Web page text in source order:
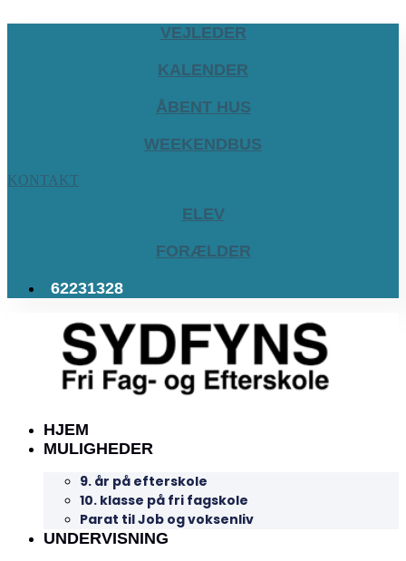
VEJLEDER
KALENDER
ÅBENT HUS
WEEKENDBUS
KONTAKT
ELEV
FORÆLDER
62231328
HJEM
MULIGHEDER
9. år på efterskole
10. klasse på fri fagskole
Parat til Job og voksenliv
UNDERVISNING